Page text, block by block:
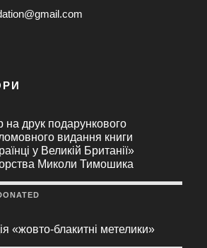
на друк подарункового
видання книги
у Великій Британії»
Миколи Тимошика
«жовто-блакитні метелики»